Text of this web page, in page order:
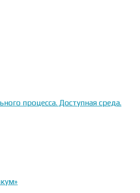
процесса. Доступная среда.